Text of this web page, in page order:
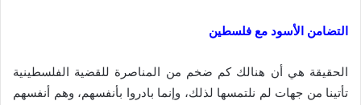
التضامن الأسود مع فلسطين
الحقيقة هي أن هنالك كم ضخم من المناصرة للقضية الفلسطينية
تأتينا من جهات لم نلتمسها لذلك، وإنما بادروا بأنفسهم، وهم أنفسهم